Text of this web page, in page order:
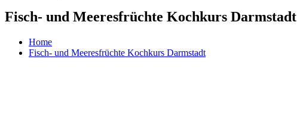
Fisch- und Meeresfrüchte Kochkurs Darmstadt
Home
Fisch- und Meeresfrüchte Kochkurs Darmstadt